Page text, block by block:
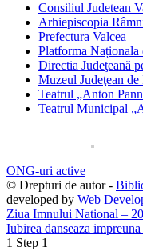
Consiliul Judetean
Arhiepiscopia
Prefectura Valcea
Platforma Naționala
Directia Judeţeană
Muzeul Judeţean de
Teatrul „Anton
Teatrul Municipal
ONG-uri active
© Drepturi de autor -
developed by Web
Ziua Imnului National –
Iubirea danseaza
1 Step 1